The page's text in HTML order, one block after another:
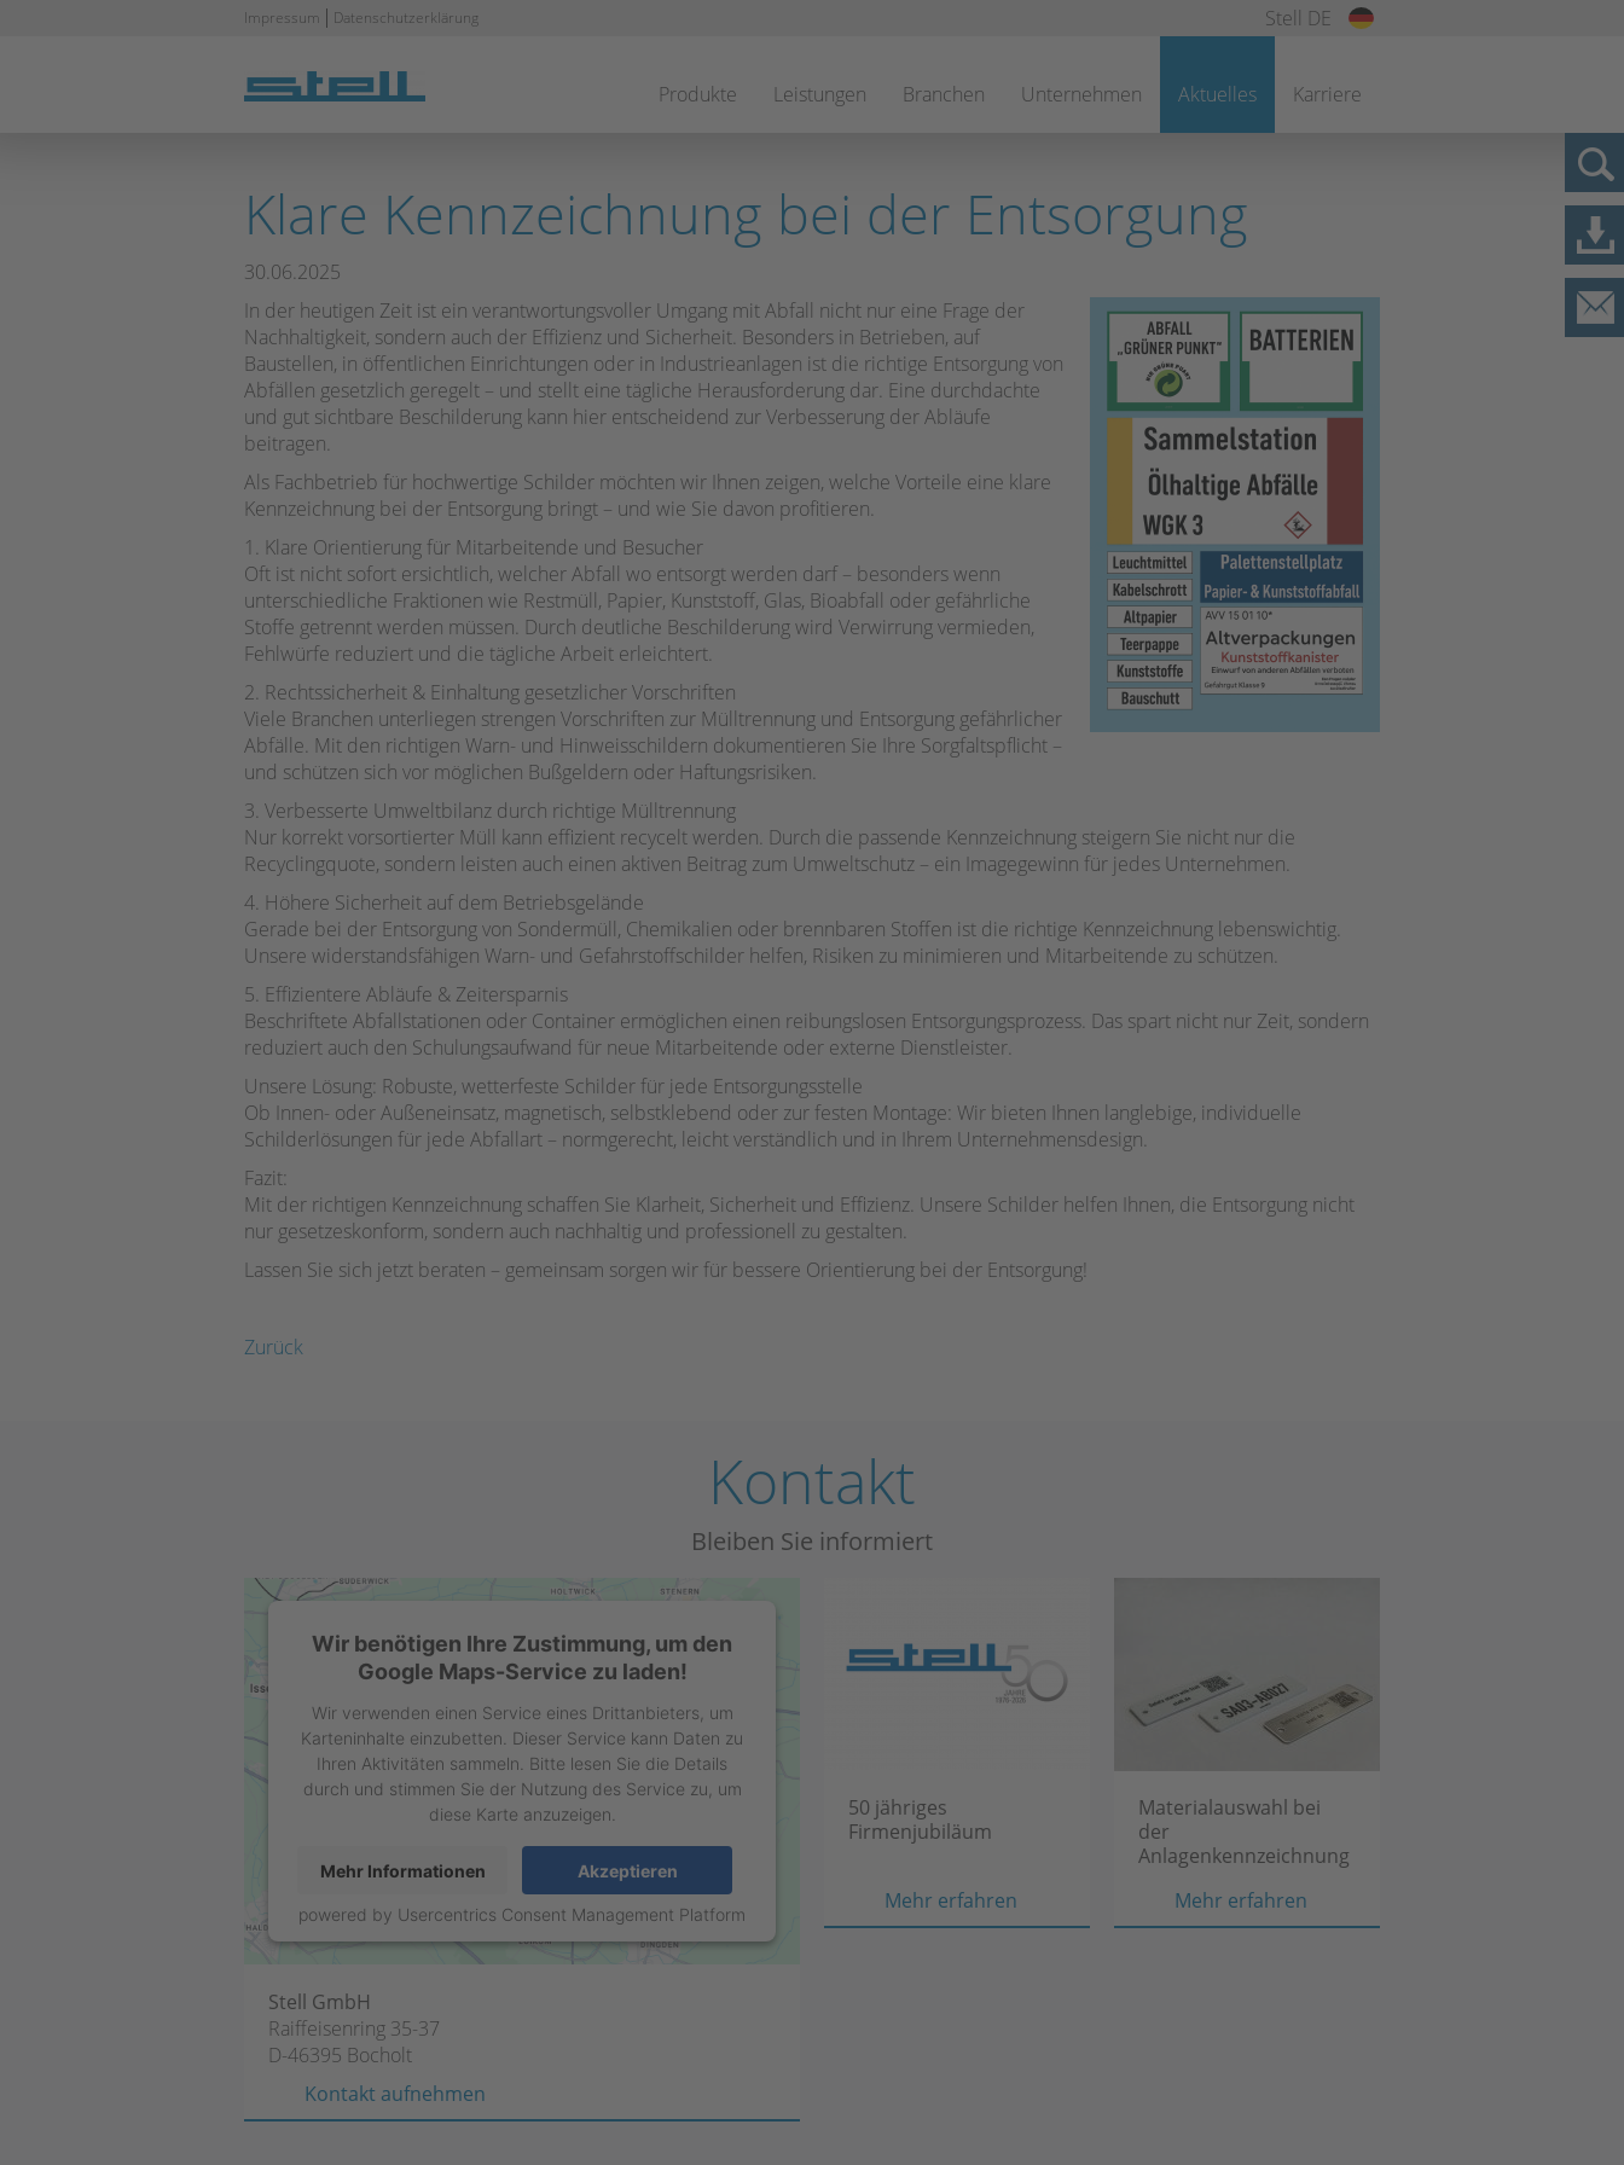
Produkte Leistungen Branchen Unternehmen Aktuelles
Karriere
Stell DE
Navigation
Impressum Datenschutzerklärung
Klare Kennzeichnung bei der Entsorgung
30.06.2025
In der heutigen Zeit ist ein verantwortungsvoller Umgang mit Abfall nicht nur eine Frage der
Nachhaltigkeit, sondern auch der Effizienz und Sicherheit. Besonders in Betrieben, auf
Baustellen, in öffentlichen Einrichtungen oder in Industrieanlagen ist die richtige Entsorgung von
Abfällen gesetzlich geregelt – und stellt eine tägliche Herausforderung dar. Eine durchdachte
und gut sichtbare Beschilderung kann hier entscheidend zur Verbesserung der Abläufe
beitragen.
Als Fachbetrieb für hochwertige Schilder möchten wir Ihnen zeigen, welche Vorteile eine klare
Kennzeichnung bei der Entsorgung bringt – und wie Sie davon profitieren.
1. Klare Orientierung für Mitarbeitende und Besucher
Oft ist nicht sofort ersichtlich, welcher Abfall wo entsorgt werden darf – besonders wenn
unterschiedliche Fraktionen wie Restmüll, Papier, Kunststoff, Glas, Bioabfall oder gefährliche
Stoffe getrennt werden müssen. Durch deutliche Beschilderung wird Verwirrung vermieden,
Fehlwürfe reduziert und die tägliche Arbeit erleichtert.
2. Rechtssicherheit & Einhaltung gesetzlicher Vorschriften
Viele Branchen unterliegen strengen Vorschriften zur Mülltrennung und Entsorgung gefährlicher
Abfälle. Mit den richtigen Warn- und Hinweisschildern dokumentieren Sie Ihre Sorgfaltspflicht –
und schützen sich vor möglichen Bußgeldern oder Haftungsrisiken.
3. Verbesserte Umweltbilanz durch richtige Mülltrennung
Nur korrekt vorsortierter Müll kann effizient recycelt werden. Durch die passende Kennzeichnung steigern Sie nicht nur die
Recyclingquote, sondern leisten auch einen aktiven Beitrag zum Umweltschutz – ein Imagegewinn für jedes Unternehmen.
4. Höhere Sicherheit auf dem Betriebsgelände
Gerade bei der Entsorgung von Sondermüll, Chemikalien oder brennbaren Stoffen ist die richtige Kennzeichnung lebenswichtig.
Unsere widerstandsfähigen Warn- und Gefahrstoffschilder helfen, Risiken zu minimieren und Mitarbeitende zu schützen.
5. Effizientere Abläufe & Zeitersparnis
Beschriftete Abfallstationen oder Container ermöglichen einen reibungslosen Entsorgungsprozess. Das spart nicht nur Zeit, sondern
reduziert auch den Schulungsaufwand für neue Mitarbeitende oder externe Dienstleister.
Unsere Lösung: Robuste, wetterfeste Schilder für jede Entsorgungsstelle
Ob Innen- oder Außeneinsatz, magnetisch, selbstklebend oder zur festen Montage: Wir bieten Ihnen langlebige, individuelle
Schilderlösungen für jede Abfallart – normgerecht, leicht verständlich und in Ihrem Unternehmensdesign.
Fazit:
Mit der richtigen Kennzeichnung schaffen Sie Klarheit, Sicherheit und Effizienz. Unsere Schilder helfen Ihnen, die Entsorgung nicht
nur gesetzeskonform, sondern auch nachhaltig und professionell zu gestalten.
Lassen Sie sich jetzt beraten – gemeinsam sorgen wir für bessere Orientierung bei der Entsorgung!
Zurück
Kontakt
Bleiben Sie informiert
Wir benötigen Ihre Zustimmung, um den
Google Maps-Service zu laden!
Wir verwenden einen Service eines Drittanbieters, um
Karteninhalte einzubetten. Dieser Service kann Daten zu
Ihren Aktivitäten sammeln. Bitte lesen Sie die Details
durch und stimmen Sie der Nutzung des Service zu, um
diese Karte anzuzeigen.
Mehr Informationen Akzeptieren
powered by Usercentrics Consent Management Platform
Stell GmbH
Raiffeisenring 35-37
D-46395 Bocholt
Kontakt aufnehmen
50 jähriges
Firmenjubiläum
Mehr erfahren
jähriges
Materialauswahl bei
der
Anlagenkennzeichnung
Mehr erfahren
bei